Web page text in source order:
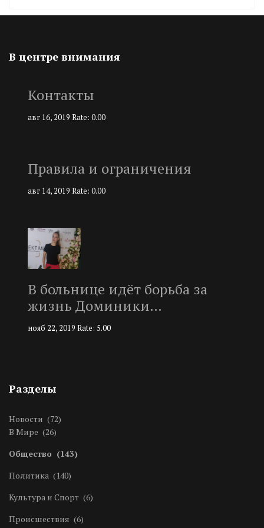
В центре внимания
Контакты
авг 16, 2019 Rate: 0.00
Правила и ограничения
авг 14, 2019 Rate: 0.00
В больнице идёт борьба за
жизнь Доминики…
нояб 22, 2019 Rate: 5.00
Разделы
Новости (72)
В Мире (26)
Общество (143)
Политика (140)
Культура и Спорт (6)
Происшествия (6)